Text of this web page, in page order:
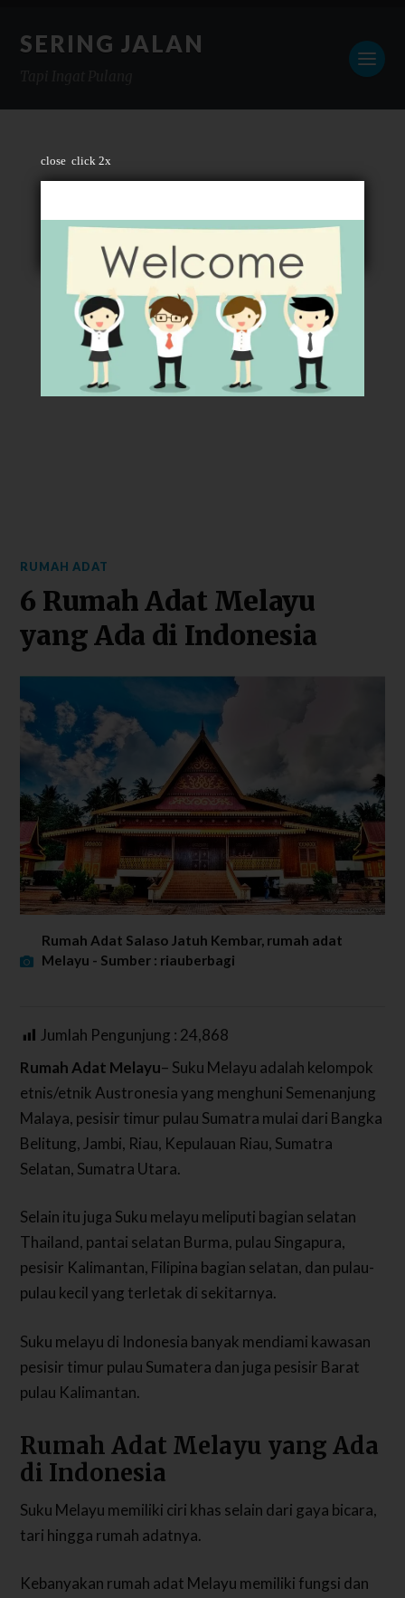
close click 2x
SERING JALAN
RUMAH ADAT
6 Rumah Adat Melayu
yang Ada di Indonesia
Rumah Adat Salaso Jatuh Kembar, rumah adat
Melayu - Sumber : riauberbagi
Jumlah Pengunjung : 24,868
Rumah Adat Melayu– Suku Melayu adalah kelompok
etnis/etnik Austronesia yang menghuni Semenanjung
Malaya, pesisir timur pulau Sumatra mulai dari Bangka
Belitung, Jambi, Riau, Kepulauan Riau, Sumatra
Selatan, Sumatra Utara.
Selain itu juga Suku melayu meliputi bagian selatan
Thailand, pantai selatan Burma, pulau Singapura,
pesisir Kalimantan, Filipina bagian selatan, dan pulau-
pulau kecil yang terletak di sekitarnya.
Suku melayu di Indonesia banyak mendiami kawasan
pesisir timur pulau Sumatera dan juga pesisir Barat
pulau Kalimantan.
Rumah Adat Melayu yang Ada
di Indonesia
Suku Melayu memiliki ciri khas selain dari gaya bicara,
tari hingga rumah adatnya.
Kebanyakan rumah adat Melayu memiliki fungsi dan